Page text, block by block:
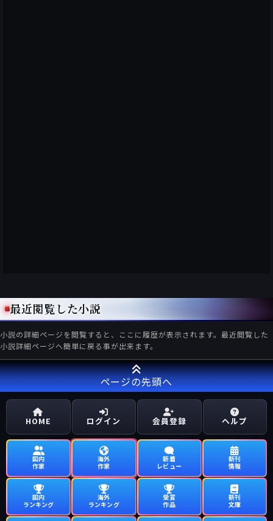
最近閲覧した小説
小説の詳細ページを閲覧すると、ここに履歴が表示されます。最近閲覧した
小説詳細ページへ簡単に戻る事が出来ます。
ページの先頭へ
HOME ログイン 会員登録 ヘルプ
国内
作家
海外
作家
新着
レビュー
新刊
情報
国内
ランキング
海外
ランキング
受賞
作品
新刊
文庫